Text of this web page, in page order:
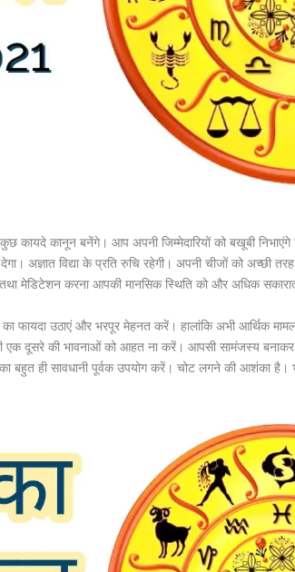
कायदे कानून बनेंगे। आप अपनी जिम्मेदारियों को बखूबी निभाएंगे
अज्ञात विद्या के प्रति रुचि रहेगी। अपनी चीजों को अच्छी
मेडिटेशन करना आपकी मानसिक स्थिति को और अधिक
उठाएं और भरपूर मेहनत करें। हालांकि अभी आर्थिक
एक दूसरे की भावनाओं को आहत ना करें। आपसी सामंजस्य
बहुत ही सावधानी पूर्वक उपयोग करें। चोट लगने की आशंका है।